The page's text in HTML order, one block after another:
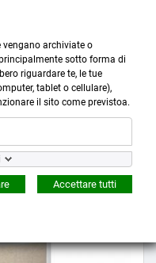
more_horiz
Menù
shopping_cart
vengano archiviate o
sotto forma di
riguardare te, le tue
tablet o cellulare),
il sito come previstoa.
Accettare tutti